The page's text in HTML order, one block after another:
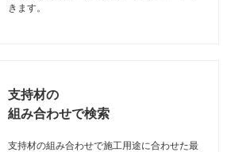
きます。
支持材の
組み合わせで検索
支持材の組み合わせで施工用途に合わせた最